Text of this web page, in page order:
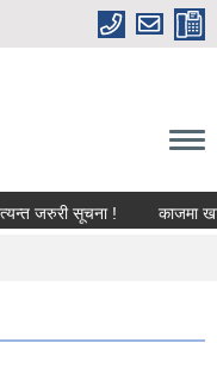
जरुरी सूचना ! काजमा